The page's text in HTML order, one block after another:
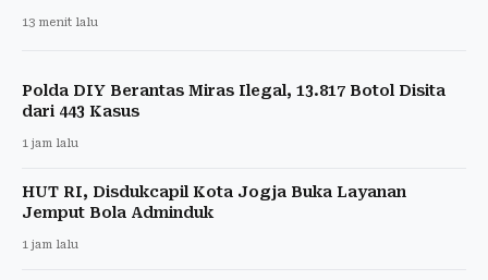
13 menit lalu
Polda DIY Berantas Miras Ilegal, 13.817 Botol Disita
dari 443 Kasus
1 jam lalu
HUT RI, Disdukcapil Kota Jogja Buka Layanan
Jemput Bola Adminduk
1 jam lalu